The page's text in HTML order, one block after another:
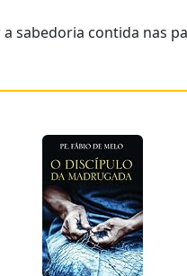
sabedoria contida nas